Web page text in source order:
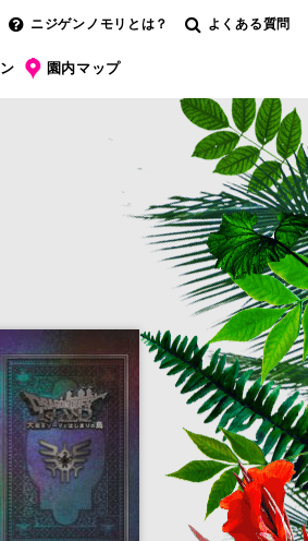
ニジゲンノモリとは？ よくある質問
園内マップ